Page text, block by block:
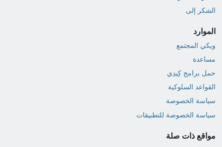
الشكر إلى
الموارد
ويكي المجتمع
مساعدة
حمل برامج كِيدِي
القواعد السلوكية
سياسة الخصوصة
سياسة الخصوصة للتطبيقات
مواقع ذات صلة